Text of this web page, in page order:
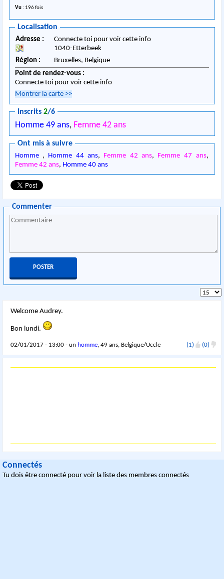
Vu : 196 fois
Localisation
Adresse :
Connecte toi pour voir cette info
1040-Etterbeek
Région :
Bruxelles, Belgique
Point de rendez-vous :
Connecte toi pour voir cette info
Montrer la carte >>
Inscrits2/6
Homme 49 ans, Femme 42 ans
Ont mis à suivre
Homme , Homme 44 ans, Femme 42 ans, Femme 47 ans,
Femme 42 ans, Homme 40 ans
Commenter
Welcome Audrey.
Bon lundi.
02/01/2017 - 13:00 - un homme, 49 ans, Belgique/Uccle (1) (0)
Connectés
Tu dois être connecté pour voir la liste des membres connectés